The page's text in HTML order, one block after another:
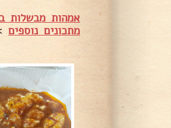
אמהות מבשלות
מתכונים נוספים